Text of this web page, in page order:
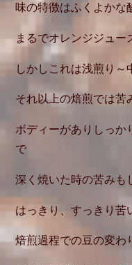
味の特徴はふくよかな
まるでオレンジジュー
しかしこれは浅煎り
それ以上の焙煎では苦
ボディーがありしっか
で
深く焼いた時の苦みも
はっきり、すっきり苦
焙煎過程での豆の変わ